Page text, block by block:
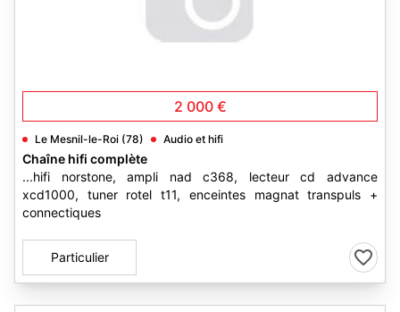
2 000 €
Le Mesnil-le-Roi (78) Audio et hifi
Chaîne hifi complète
...hifi norstone, ampli nad c368, lecteur cd advance
xcd1000, tuner rotel t11, enceintes magnat transpuls +
connectiques
Particulier